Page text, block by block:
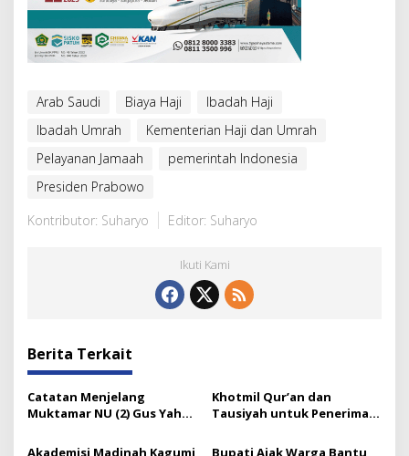
Arab Saudi Biaya Haji
Ibadah Haji
Ibadah Umrah
Kementerian Haji dan Umrah
Pelayanan Jamaah
pemerintah Indonesia
Presiden Prabowo
Kontributor: Suharyo
Editor: Suharyo
Ikuti Kami
Berita Terkait
Catatan Menjelang
Muktamar NU (2) Gus Yahya
Modern yang Menyandera
Khotmil Qur’an dan
Tausiyah untuk Penerima
Akademisi Madinah Kagumi
Bupati Ajak Warga Bantu